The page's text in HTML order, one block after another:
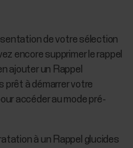
de votre sélection
encore supprimer le rappel
ajouter un Rappel
prêt à démarrer votre
accéder au mode pré-
à un Rappel glucides